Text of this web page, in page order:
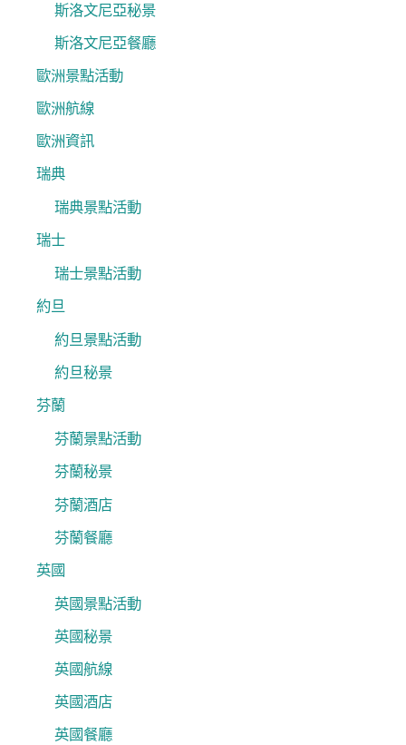
斯洛文尼亞秘景
斯洛文尼亞餐廳
歐洲景點活動
歐洲航線
歐洲資訊
瑞典
瑞典景點活動
瑞士
瑞士景點活動
約旦
約旦景點活動
約旦秘景
芬蘭
芬蘭景點活動
芬蘭秘景
芬蘭酒店
芬蘭餐廳
英國
英國景點活動
英國秘景
英國航線
英國酒店
英國餐廳